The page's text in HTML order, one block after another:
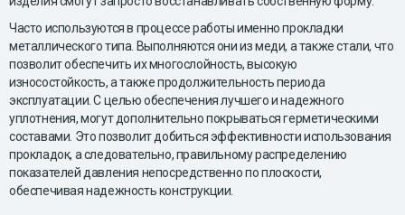
Часто используются в процессе работы именно прокладки
металлического типа. Выполняются они из меди, а также стали, что
позволит обеспечить их многослойность, высокую
износостойкость, а также продолжительность периода
эксплуатации. С целью обеспечения лучшего и надежного
уплотнения, могут дополнительно покрываться герметическими
составами. Это позволит добиться эффективности использования
прокладок, а следовательно, правильному распределению
показателей давления непосредственно по плоскости,
обеспечивая надежность конструкции.